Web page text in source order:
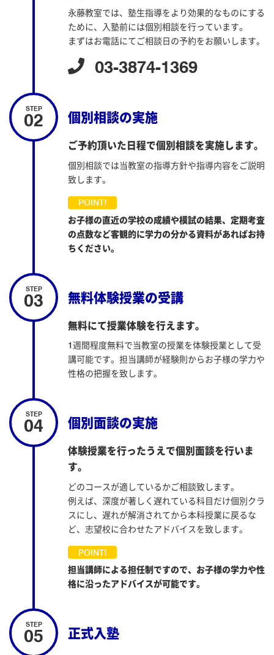
永藤教室では、塾生指導をより効果的なものにする
ために、入塾前には個別相談を行っています。
まずはお電話にてご相談日の予約をお願いします。
03-3874-1369
02 個別相談の実施
ご予約頂いた日程で個別相談を実施します。
個別相談では当教室の指導方針や指導内容をご説明
致します。
お子様の直近の学校の成績や模試の結果、定期考査
の点数など客観的に学力の分かる資料があればお持
ちください。
03 無料体験授業の受講
無料にて授業体験を行えます。
1週間程度無料で当教室の授業を体験授業として受
講可能です。担当講師が経験則からお子様の学力や
性格の把握を致します。
04 個別面談の実施
体験授業を行ったうえで個別面談を行いま
す。
どのコースが適しているかご相談致します。
例えば、深度が著しく遅れている科目だけ個別クラ
スにし、遅れが解消されてから本科授業に戻るな
ど、志望校に合わせたアドバイスを致します。
担当講師による担任制ですので、お子様の学力や性
格に沿ったアドバイスが可能です。
05 正式入塾